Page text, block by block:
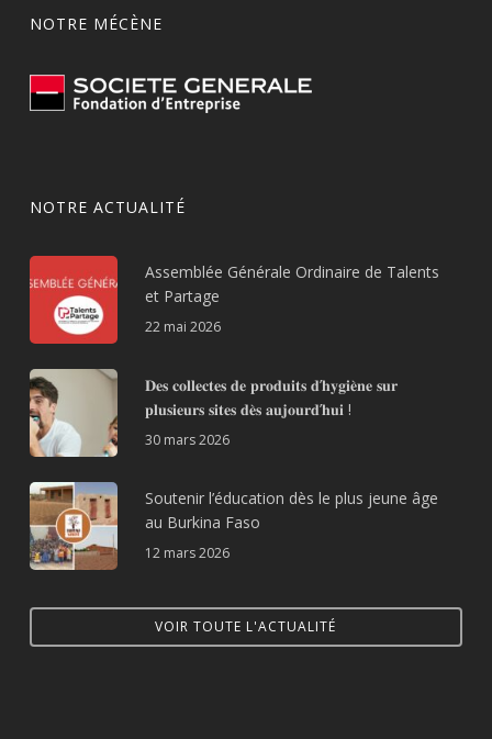
NOTRE MÉCÈNE
NOTRE ACTUALITÉ
Assemblée Générale Ordinaire de Talents
et Partage
22 mai 2026
𝐃𝐞𝐬 𝐜𝐨𝐥𝐥𝐞𝐜𝐭𝐞𝐬 𝐝𝐞 𝐩𝐫𝐨𝐝𝐮𝐢𝐭𝐬 𝐝’𝐡𝐲𝐠𝐢𝐞̀𝐧𝐞 𝐬𝐮𝐫
𝐩𝐥𝐮𝐬𝐢𝐞𝐮𝐫𝐬 𝐬𝐢𝐭𝐞𝐬 𝐝𝐞̀𝐬 𝐚𝐮𝐣𝐨𝐮𝐫𝐝’𝐡𝐮𝐢 !
30 mars 2026
Soutenir l’éducation dès le plus jeune âge
au Burkina Faso
12 mars 2026
VOIR TOUTE L'ACTUALITÉ